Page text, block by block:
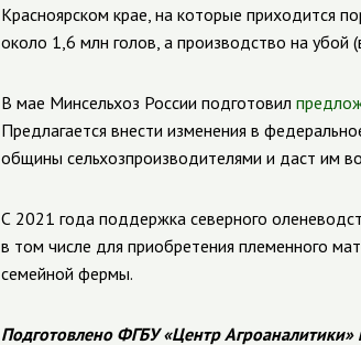
Красноярском крае, на которые приходится
около 1,6 млн голов, а производство на убой
В мае Минсельхоз России подготовил
Предлагается внести изменения в
общины сельхозпроизводителями и даст им
С 2021 года поддержка северного
в том числе для приобретения племенного
семейной фермы.
Подготовлено ФГБУ «Центр